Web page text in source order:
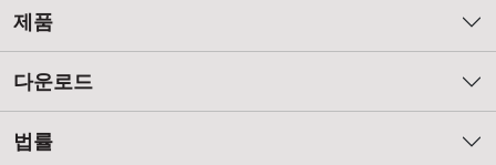
제품
다운로드
법률